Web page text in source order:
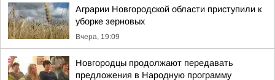
Аграрии Новгородской области приступили к
уборке зерновых
Вчера, 19:09
Новгородцы продолжают передавать
предложения в Народную программу